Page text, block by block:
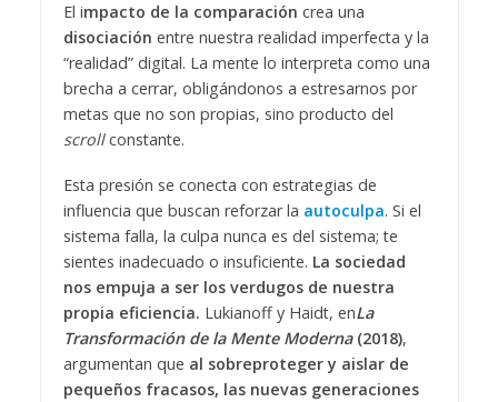
El impacto de la comparación crea una
disociación entre nuestra realidad imperfecta y la
“realidad” digital. La mente lo interpreta como una
brecha a cerrar, obligándonos a estresarnos por
metas que no son propias, sino producto del
scrollconstante.
Esta presión se conecta con estrategias de
influencia que buscan reforzar la autoculpa. Si el
sistema falla, la culpa nunca es del sistema; te
sientes inadecuado o insuficiente. La sociedad
nos empuja a ser los verdugos de nuestra
propia eficiencia. Lukianoff y Haidt, enLa
Transformación de la Mente Moderna(2018),
argumentan que al sobreproteger y aislar de
pequeños fracasos, las nuevas generaciones